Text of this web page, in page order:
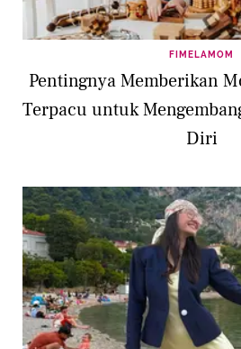
FIMELAMOM
Pentingnya Memberikan
Terpacu untuk
Diri